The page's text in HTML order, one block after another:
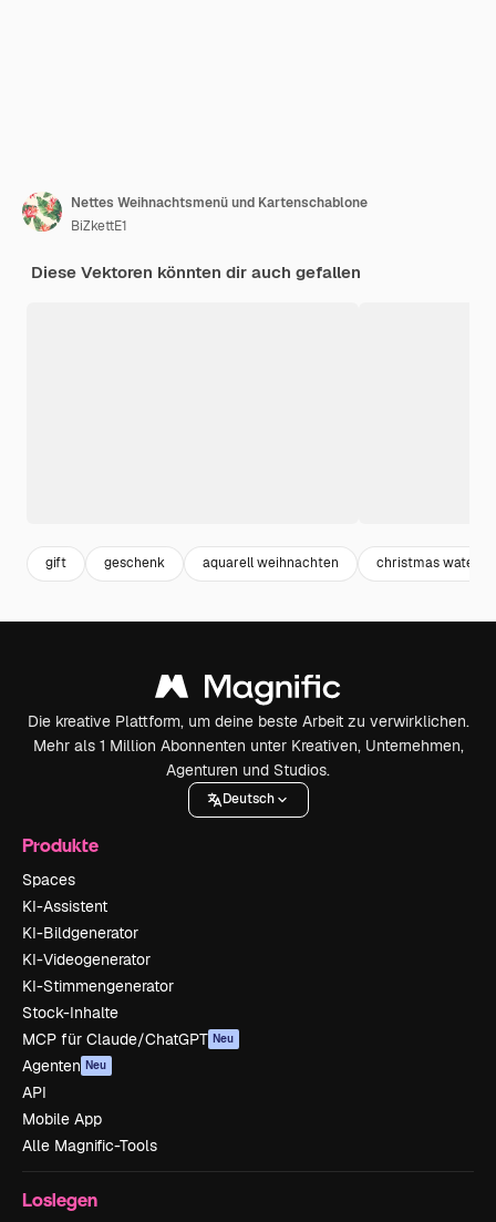
Nettes Weihnachtsmenü und Kartenschablone
BiZkettE1
Diese Vektoren könnten dir auch gefallen
gift geschenk aquarell weihnachten christmas
Die kreative Plattform, um deine beste Arbeit zu verwirklichen.
Mehr als 1 Million Abonnenten unter Kreativen, Unternehmen,
Agenturen und Studios.
Deutsch
Produkte
Spaces
KI-Assistent
KI-Bildgenerator
KI-Videogenerator
KI-Stimmengenerator
Stock-Inhalte
MCP für Claude/ChatGPT Neu
Agenten Neu
API
Mobile App
Alle Magnific-Tools
Loslegen